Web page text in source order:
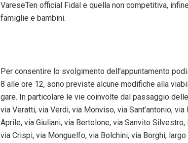
VareseTen official Fidal e quella non competitiva,
famiglie e bambini.
Per consentire lo svolgimento dell’appuntamento
8 alle ore 12, sono previste alcune modifiche alla
gare. In particolare le vie coinvolte dal passaggio
via Veratti, via Verdi, via Monviso, via Sant’antonio,
Aprile, via Giuliani, via Bertolone, via Sanvito
via Crispi, via Monguelfo, via Bolchini, via Borghi,